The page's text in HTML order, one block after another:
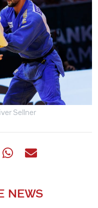
Sellner
NEWS